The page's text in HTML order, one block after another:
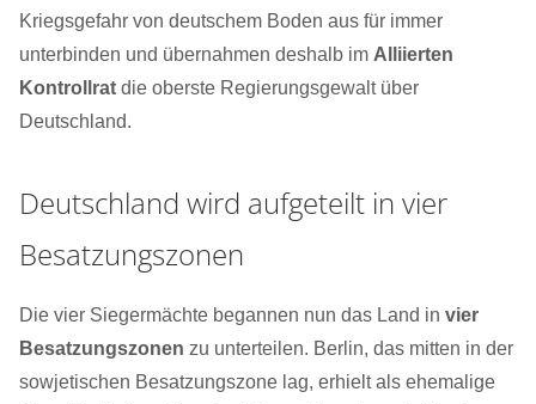
Kriegsgefahr von deutschem Boden aus für immer
unterbinden und übernahmen deshalb im Alliierten
Kontrollrat die oberste Regierungsgewalt über
Deutschland.
Deutschland wird aufgeteilt in vier
Besatzungszonen
Die vier Siegermächte begannen nun das Land in vier
Besatzungszonen zu unterteilen. Berlin, das mitten in der
sowjetischen Besatzungszone lag, erhielt als ehemalige